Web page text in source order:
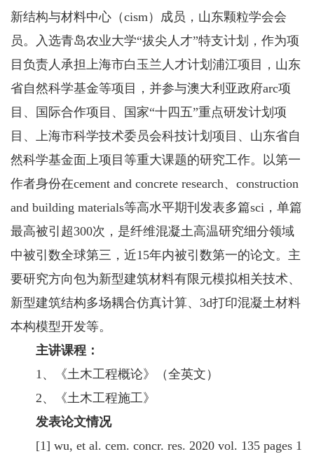
新结构与材料中心（cism）成员，山东颗粒学会会
员。入选青岛农业大学“拔尖人才”特支计划，作为项
目负责人承担上海市白玉兰人才计划浦江项目，山东
省自然科学基金等项目，并参与澳大利亚政府arc项
目、国际合作项目、国家“十四五”重点研发计划项
目、上海市科学技术委员会科技计划项目、山东省自
然科学基金面上项目等重大课题的研究工作。以第一
作者身份在cement and concrete research、construction
and building materials等高水平期刊发表多篇sci，单篇
最高被引超300次，是纤维混凝土高温研究细分领域
中被引数全球第三，近15年内被引数第一的论文。主
要研究方向包为新型建筑材料有限元模拟相关技术、
新型建筑结构多场耦合仿真计算、3d打印混凝土材料
本构模型开发等。
主讲课程：
1、《土木工程概论》（全英文）
2、《土木工程施工》
发表论文情况
[1] wu, et al. cem. concr. res. 2020 vol. 135 pages 1